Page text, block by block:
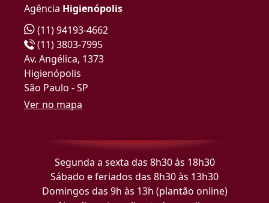
Agência Higienópolis
(11) 94193-4662
(11) 3803-7995
Av. Angélica, 1373
Higienópolis
São Paulo - SP
Ver no mapa
Segunda a sexta das 8h30 às 18h30
Sábado e feriados das 8h30 às 13h30
Domingos das 9h às 13h (plantão online)